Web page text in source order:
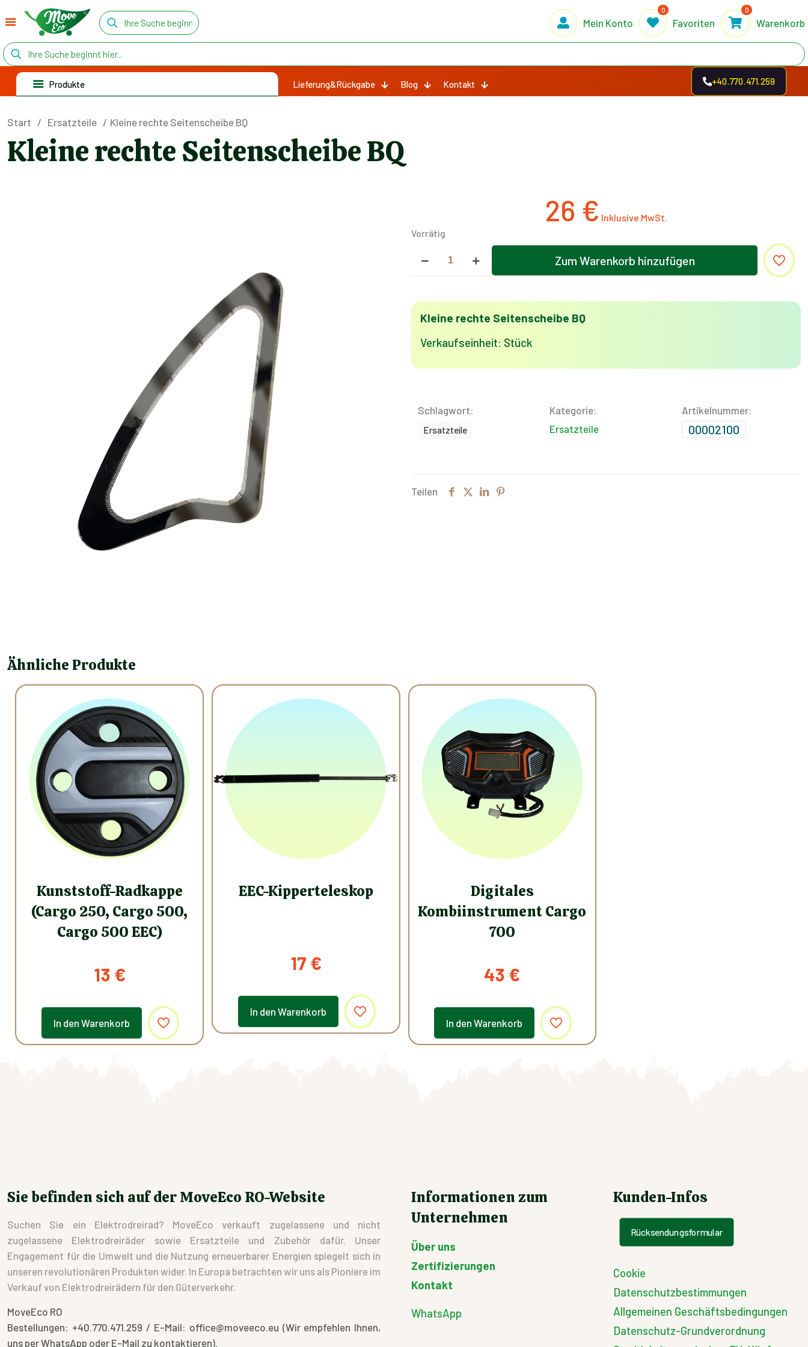
Mein Konto
0
Favoriten
0
Warenkorb
Produkte Lieferung&Rückgabe Blog Kontakt +40.770.471.259
Start / Ersatzteile / Kleine rechte Seitenscheibe BQ
Kleine rechte Seitenscheibe BQ
26 €
Vorrätig
BQ
Menge
Zum Warenkorb hinzufügen
Kleine rechte Seitenscheibe BQ
Verkaufseinheit: Stück
Schlagwort:
Ersatzteile
Kategorie:
Ersatzteile
Artikelnummer:
00002100
Teilen
Ähnliche Produkte
Kunststoff-Radkappe
(Cargo 250, Cargo 500,
Cargo 500 EEC)
13 €
In den Warenkorb
EEC-Kipperteleskop
17 €
In den Warenkorb
Digitales
Kombiinstrument Cargo
700
43 €
In den Warenkorb
Sie befinden sich auf der MoveEco RO-Website
Suchen Sie ein Elektrodreirad? MoveEco verkauft zugelassene und nicht
zugelassene Elektrodreiräder sowie Ersatzteile und Zubehör dafür. Unser
Engagement für die Umwelt und die Nutzung erneuerbarer Energien spiegelt sich in
unseren revolutionären Produkten wider. In Europa betrachten wir uns als Pioniere im
Verkauf von Elektrodreirädern für den Güterverkehr.
MoveEco RO
Bestellungen: +40.770.471.259 / E-Mail: office@moveeco.eu (Wir empfehlen Ihnen,
uns per WhatsApp oder E-Mail zu kontaktieren).
Informationen zum
Unternehmen
Über uns
Zertifizierungen
Kontakt
WhatsApp
Kunden-Infos
Rücksendungsformular
Cookie
Datenschutzbestimmungen
Allgemeinen Geschäftsbedingungen
Datenschutz-Grundverordnung